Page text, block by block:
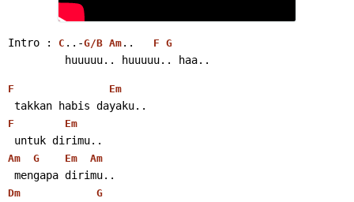
Intro : C ..-G/B Am .. F G
         huuuuu.. huuuuu.. haa..
F Em
takkan habis dayaku..
F Em
untuk dirimu..
Am G Em Am
mengapa dirimu..
Dm G